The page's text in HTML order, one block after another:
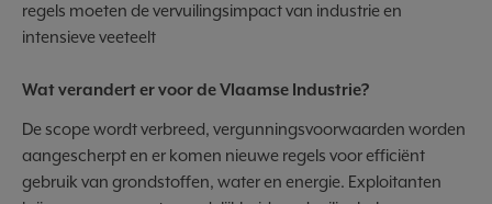
regels moeten de vervuilingsimpact van industrie en
intensieve veeteelt
Wat verandert er voor de Vlaamse Industrie?
De scope wordt verbreed, vergunningsvoorwaarden worden
aangescherpt en er komen nieuwe regels voor efficiënt
gebruik van grondstoffen, water en energie. Exploitanten